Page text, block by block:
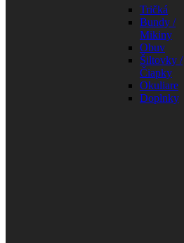
Tričká
Bundy /
Mikiny
Obuv
Šiltovky /
Čiapky
Okuliare
Doplnky